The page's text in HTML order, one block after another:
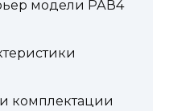
модели РАВ4
комплектации